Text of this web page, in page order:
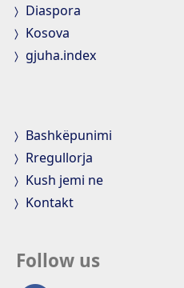
Diaspora
Kosova
gjuha.index
Bashkëpunimi
Rregullorja
Kush jemi ne
Kontakt
Follow us